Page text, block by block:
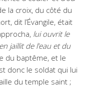
la croix, du côté du
dit l’Évangile, était
lui ouvrit le
jaillit de l’eau et du
du baptême, et le
donc le soldat qui lui
du temple saint ;